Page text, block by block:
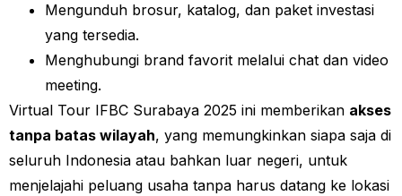
Mengunduh brosur, katalog, dan paket investasi
yang tersedia.
Menghubungi brand favorit melalui chat dan video
meeting.
Virtual Tour IFBC Surabaya 2025 ini memberikan akses
tanpa batas wilayah, yang memungkinkan siapa saja di
seluruh Indonesia atau bahkan luar negeri, untuk
menjelajahi peluang usaha tanpa harus datang ke lokasi